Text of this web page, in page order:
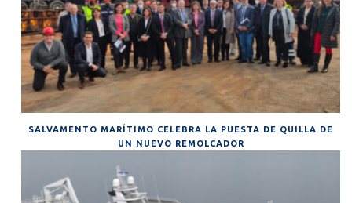
SALVAMENTO MARÍTIMO CELEBRA LA PUESTA DE QUILLA DE
UN NUEVO REMOLCADOR